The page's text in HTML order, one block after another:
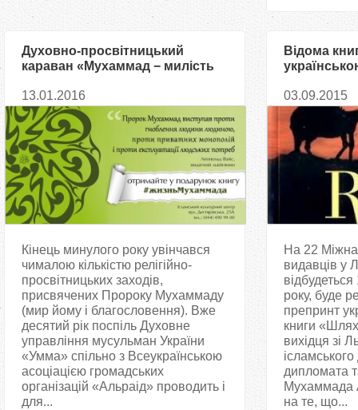
Духовно-просвітницький
караван «Мухаммад − милість
українських мусульман
13.01.2016
Кінець минулого року увінчався
чималою кількістю релігійно-
просвітницьких заходів,
присвячених Пророку Мухаммаду
(мир йому і благословення). Вже
десятий рік поспіль Духовне
управління мусульман України
«Умма» спільно з Всеукраїнською
асоціацією громадських
організацій «Альраід» проводить і
для...
Відома
03.09.2015
На 22
видавців у
року, буде
препринт
книги
вихідця зі
дипломата
Мухаммада
на те, що...